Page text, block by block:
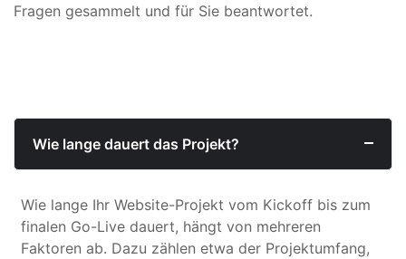
Fragen gesammelt und für Sie beantwortet.
Wie lange dauert das Projekt?
Wie lange Ihr Website-Projekt vom Kickoff bis zum
finalen Go-Live dauert, hängt von mehreren
Faktoren ab. Dazu zählen etwa der Projektumfang,